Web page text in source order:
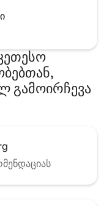
გამოირჩევა